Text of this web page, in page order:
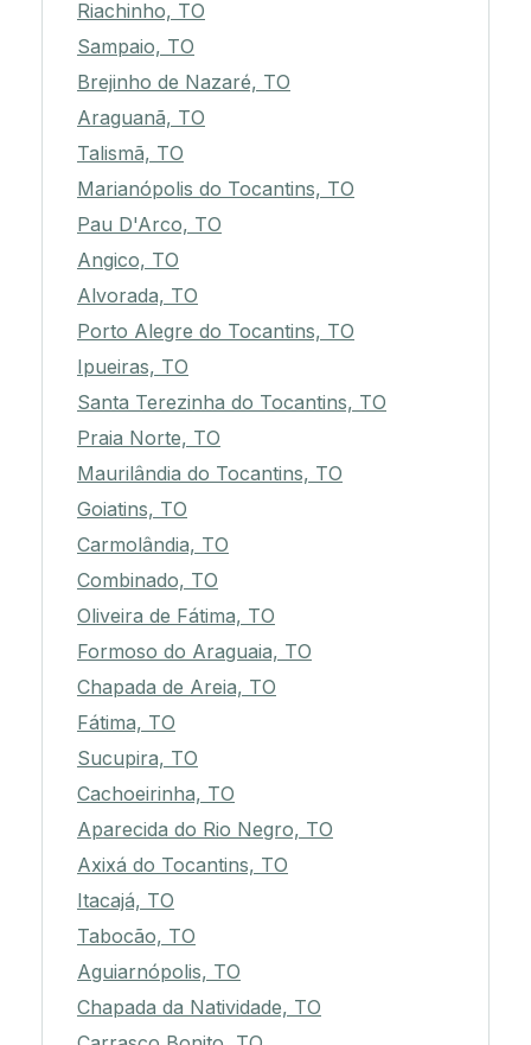
Riachinho, TO
Sampaio, TO
Brejinho de Nazaré, TO
Araguanã, TO
Talismã, TO
Marianópolis do Tocantins, TO
Pau D'Arco, TO
Angico, TO
Alvorada, TO
Porto Alegre do Tocantins, TO
Ipueiras, TO
Santa Terezinha do Tocantins, TO
Praia Norte, TO
Maurilândia do Tocantins, TO
Goiatins, TO
Carmolândia, TO
Combinado, TO
Oliveira de Fátima, TO
Formoso do Araguaia, TO
Chapada de Areia, TO
Fátima, TO
Sucupira, TO
Cachoeirinha, TO
Aparecida do Rio Negro, TO
Axixá do Tocantins, TO
Itacajá, TO
Tabocão, TO
Aguiarnópolis, TO
Chapada da Natividade, TO